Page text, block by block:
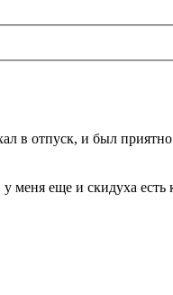
в отпуск, и был
еще и скидуха есть